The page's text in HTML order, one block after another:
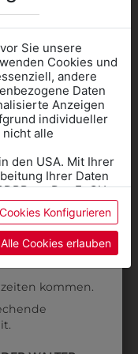
3103002S00
BUNDHOSE
Sie unsere
Cookies und
andere
Daten
Anzeigen
individueller
alle
den USA. Mit Ihrer
Ihrer Daten
zu. Der EuGH
Datenschutz
US-Behörden
überwachen.
Cookies Konfigurieren
Alle Cookies erlauben
Sie
in der
auswählen.
buchen
kommen.